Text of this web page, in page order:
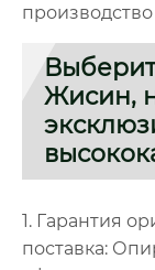
Жисин,
1. Гарантия
поставка: